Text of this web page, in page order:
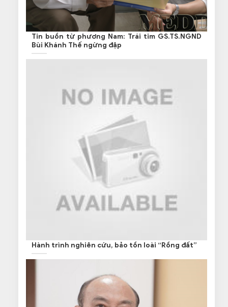
Tin buồn từ phương Nam: Trái tim GS.TS.NGND
Bùi Khánh Thế ngừng đập
Hành trình nghiên cứu, bảo tồn loài “Rồng đất”